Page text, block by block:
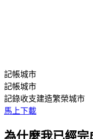
記帳城市
記帳城市
記錄收支建造繁榮城市
馬上下載